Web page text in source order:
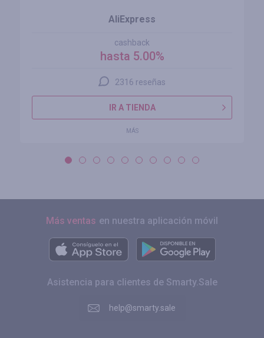
AliExpress
cashback
hasta 5.00%
2316 reseñas
IR A TIENDA
MÁS
Más ventas en nuestra aplicación móvil
Asistencia para clientes de Smarty.Sale
help@smarty.sale